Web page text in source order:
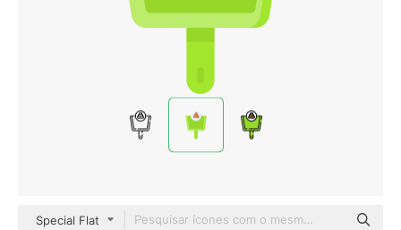
Special Flat